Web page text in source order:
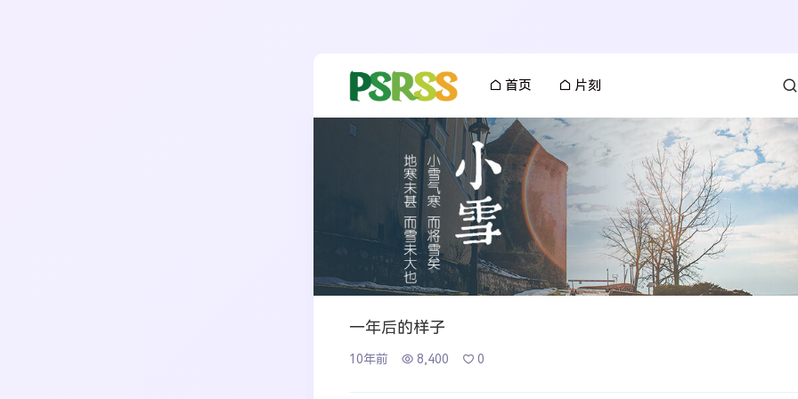
首页 片刻
一年后的样子
10年前 8,400 0